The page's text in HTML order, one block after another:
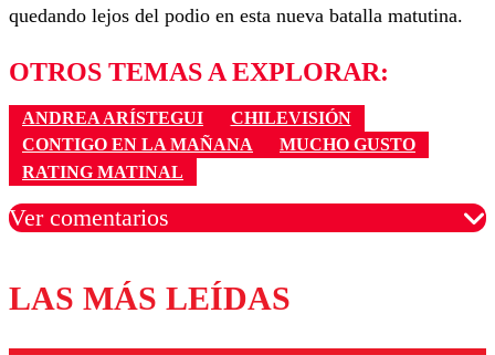
quedando lejos del podio en esta nueva batalla matutina.
OTROS TEMAS A EXPLORAR:
ANDREA ARÍSTEGUI
CHILEVISIÓN
CONTIGO EN LA MAÑANA
MUCHO GUSTO
RATING MATINAL
Ver comentarios
Los comentarios son moderados para garantizar un
diálogo respetuoso.
Nombre
LAS MÁS LEÍDAS